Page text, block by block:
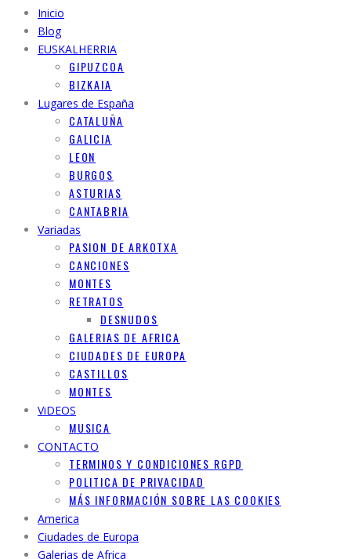
Inicio
Blog
EUSKALHERRIA
GIPUZCOA
BIZKAIA
Lugares de España
CATALUÑA
GALICIA
LEON
BURGOS
ASTURIAS
CANTABRIA
Variadas
PASION DE ARKOTXA
CANCIONES
MONTES
RETRATOS
DESNUDOS
GALERIAS DE AFRICA
CIUDADES DE EUROPA
CASTILLOS
MONTES
ViDEOS
MUSICA
CONTACTO
TERMINOS Y CONDICIONES RGPD
POLITICA DE PRIVACIDAD
MÁS INFORMACIÓN SOBRE LAS COOKIES
America
Ciudades de Europa
Galerias de Africa